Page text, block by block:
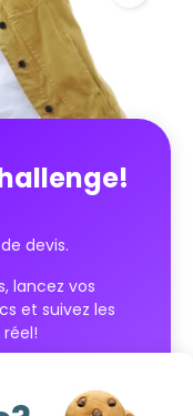
devis.
lancez vos
et suivez les